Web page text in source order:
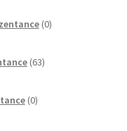
0izdelkov
63izdelkov
0izdelkov